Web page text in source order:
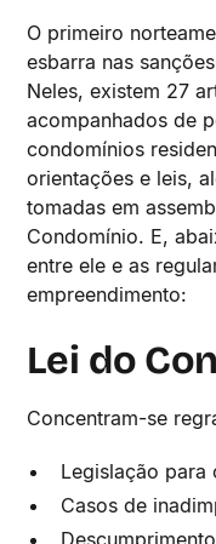
O primeiro
esbarra nas
Neles, existem 27
acompanhados de
condomínios
orientações e leis,
tomadas em
Condomínio. E,
entre ele e as
empreendimento:
Lei do
Concentram-se
Legislação para
Casos de